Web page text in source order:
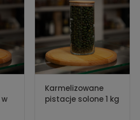
Karmelizowane
pistacje solone 1 kg